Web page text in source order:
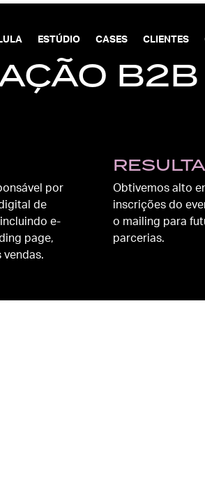
ESTÚDIO CASES CLIENTES
B2B
por
de
e-
page,
vendas.
Obtivemos alto
inscrições do
o mailing para
parcerias.